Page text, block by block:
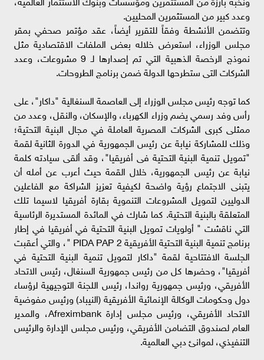
وعدد كبير من المستثمرين المحليين.
وتتضمن الأنشطة وفقاً للتقرير أيضاً، عقد مؤتمر صحفي بمقر
مجلس الوزراء، استعرض خلاله بعض الملفات الاقتصادية مثل
نموذج الرخصة الذهبية التي تم إصدارها لـ 9 مشروعات، وعدد
الشركات التى ستطرحها الدولة ضمن برنامج الطروحات.
كما توجه رئيس مجلس الوزراء إلى العاصمة السنغالية "داكار"، على
رأس وفد رسمي يضم وزراء الكهرباء، والإسكان، والنقل، وعدد من
ممثلى كبرى الشركات المصرية العاملة في مجال البنية التحتية؛
وذلك للمشاركة نيابة عن رئيس الجمهورية في الدورة الثانية لقمة
"تمويل تنمية البنية التحتية فى أفريقيا"، وقد ألقى سيادته كلمة
نيابة عن رئيس الجمهورية، خلال القمة حيث أعرب عن أمله أن
يتبنى الاجتماع رؤية واضحة لكيفية تعزيز الشراكة مع الفاعلين
الدوليين لتمويل المشروعات التنموية بقارة أفريقيا لاسيما تلك
المتعلقة بالبنية التحتية. كما شارك في المائدة المستديرة الرئاسية
التي ناقشت " أولويات تمويل البنية التحتية في أفريقيا في إطار
برنامج تنمية البنية التحتية الأفريقية PIDA PAP 2 "، والتي أعقبت
الجلسة الافتتاحية لقمة "داكار لتمويل تنمية البنية التحتية في
أفريقيا"، وحضرها كل من رئيس جمهورية السنغال، رئيس الاتحاد
الأفريقي، ورئيس جمهورية رواندا، رئيس اللجنة التوجيهية لرؤساء
دول وحكومات الوكالة الإنمائية الأفريقية (النيباد) ورئيس مفوضية
الاتحاد الأفريقي، ورئيس مجلس إدارة Afreximbank، والمدير
العام لصندوق التضامن الأفريقي، ورئيس مجلس الإدارة والرئيس
التنفيذي، لموانئ دبي العالمية.